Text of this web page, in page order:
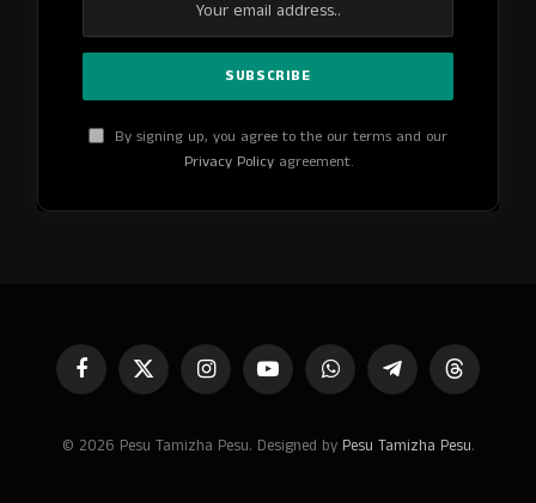
By signing up, you agree to the our terms and our
Privacy Policyagreement.
FacebookX
(Twitter)
InstagramYouTube WhatsAppTelegramThreads
© 2026 Pesu Tamizha Pesu. Designed by Pesu Tamizha Pesu.